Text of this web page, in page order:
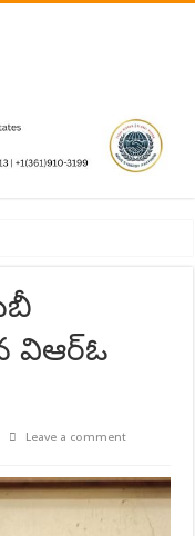
in Europe.”
విఆర్ఓ
Leave a comment